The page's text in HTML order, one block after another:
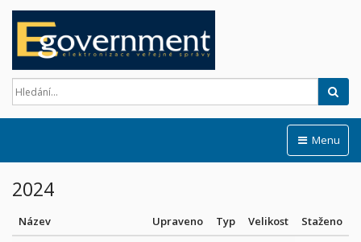
Menu
2024
Název Upraveno Typ Velikost
Staženo